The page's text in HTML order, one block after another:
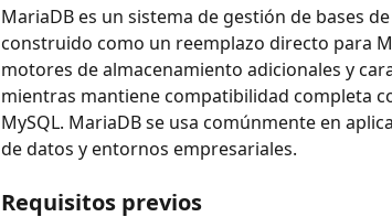
MariaDB es un sistema de gestión de bases
construido como un reemplazo directo para
motores de almacenamiento adicionales y
mientras mantiene compatibilidad completa
MySQL. MariaDB se usa comúnmente en
de datos y entornos empresariales.
Requisitos previos